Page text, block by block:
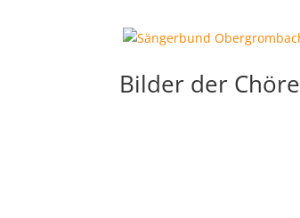
Bilder der Chöre